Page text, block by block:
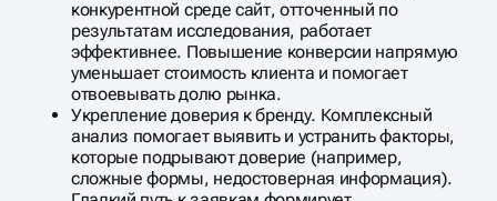
конкурентной среде сайт, отточенный по
результатам исследования, работает
эффективнее. Повышение конверсии напрямую
уменьшает стоимость клиента и помогает
отвоевывать долю рынка.
Укрепление доверия к бренду. Комплексный
анализ помогает выявить и устранить факторы,
которые подрывают доверие (например,
сложные формы, недостоверная информация).